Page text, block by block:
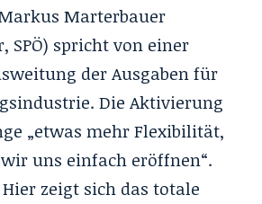
Marterbauer
SPÖ) spricht von einer
der Ausgaben für
Die Aktivierung
„etwas mehr Flexibilität,
uns einfach eröffnen“.
Hier zeigt sich das totale